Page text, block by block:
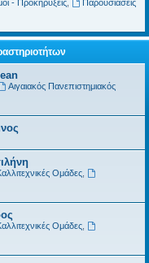
- Προκηρύξεις,
Παρουσιάσεις
Αιγαιακός Πανεπιστημιακός
Ομάδες,
Ομάδες,